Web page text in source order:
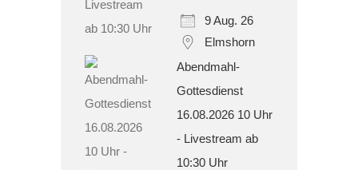
9 Aug. 26
Elmshorn
Abendmahl-
Gottesdienst
16.08.2026 10 Uhr
- Livestream ab
10:30 Uhr